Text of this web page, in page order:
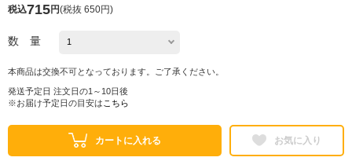
税込715円(税抜 650円)
数 量
本商品は交換不可となっております。ご了承ください。
発送予定日 注文日の1～10日後
※お届け予定日の目安は こちら
カートに入れる お気に入り